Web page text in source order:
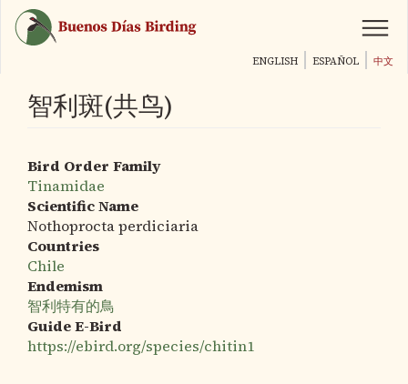
主
ENGLISH ESPAÑOL 中文
智利斑(共鸟)
Bird Order Family
Tinamidae
Scientific Name
Nothoprocta perdiciaria
Countries
Chile
Endemism
智利特有的鳥
Guide E-Bird
https://ebird.org/species/chitin1